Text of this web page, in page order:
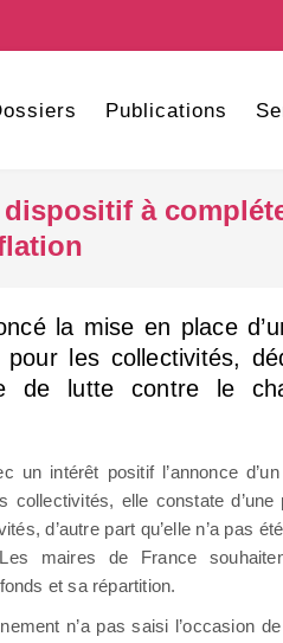
Publications
à
la mise en place
les collectivités,
de lutte contre le
un intérêt positif l’annonce
collectivités, elle constate d’une
d’autre part qu’elle n’a pas
maires de France
et sa répartition.
n’a pas saisi l’occasion